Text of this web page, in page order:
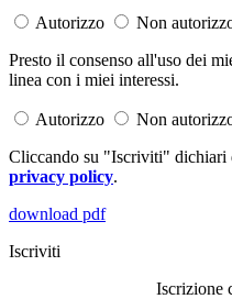
Autorizzo
Non
Presto il consenso all'uso dei
linea con i miei interessi.
Autorizzo
Non
Cliccando su "Iscriviti" dichiari
privacy policy.
download pdf
Iscriviti
Iscrizione